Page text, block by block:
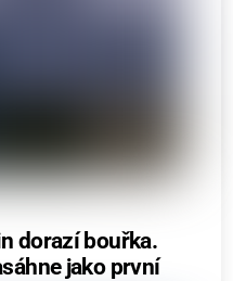
dorazí bouřka.
jako první